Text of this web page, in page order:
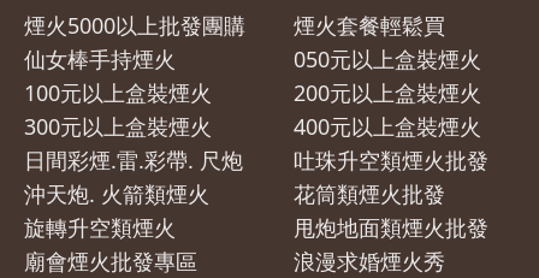
煙火5000以上批發團購
煙火套餐輕鬆買
仙女棒手持煙火
050元以上盒裝煙火
100元以上盒裝煙火
200元以上盒裝煙火
300元以上盒裝煙火
400元以上盒裝煙火
日間彩煙.雷.彩帶. 尺炮
吐珠升空類煙火批發
沖天炮. 火箭類煙火
花筒類煙火批發
旋轉升空類煙火
甩炮地面類煙火批發
廟會煙火批發專區
浪漫求婚煙火秀